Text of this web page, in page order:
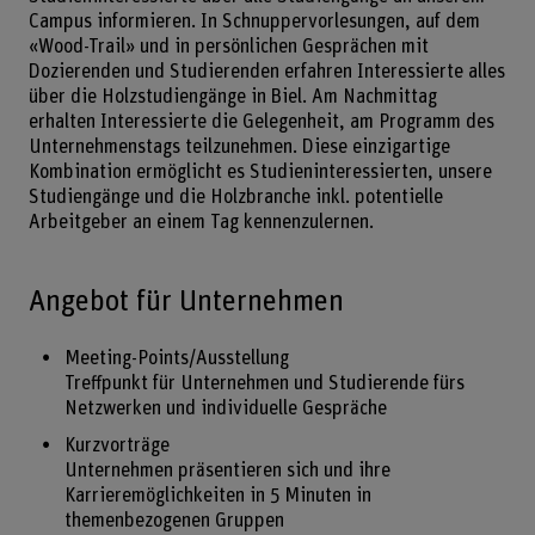
Campus informieren. In Schnuppervorlesungen, auf dem
«Wood-Trail» und in persönlichen Gesprächen mit
Dozierenden und Studierenden erfahren Interessierte alles
über die Holzstudiengänge in Biel. Am Nachmittag
erhalten Interessierte die Gelegenheit, am Programm des
Unternehmenstags teilzunehmen. Diese einzigartige
Kombination ermöglicht es Studieninteressierten, unsere
Studiengänge und die Holzbranche inkl. potentielle
Arbeitgeber an einem Tag kennenzulernen.
Angebot für Unternehmen
Meeting-Points/Ausstellung
Treffpunkt für Unternehmen und Studierende fürs
Netzwerken und individuelle Gespräche
Kurzvorträge
Unternehmen präsentieren sich und ihre
Karrieremöglichkeiten in 5 Minuten in
themenbezogenen Gruppen